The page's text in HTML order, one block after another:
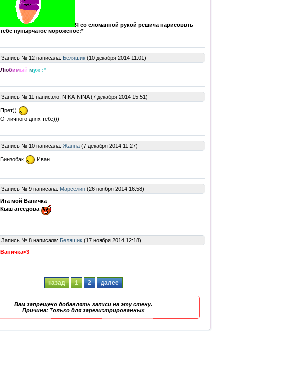
Я со сломанной рукой решила нарисоввть
тебе пупырчатое мороженое:*
Запись № 12 написала: Беляшик (10 декабря 2014 11:01)
Любимый муж :*
Запись № 11 написало: NIKA-NINA (7 декабря 2014 15:51)
Прет))
Отличного днях тебе)))
Запись № 10 написала: Жанна (7 декабря 2014 11:27)
Бинзобак Иван
Запись № 9 написала: Марселин (26 ноября 2014 16:58)
Ита мой Ваничка
Кыш атседова
Запись № 8 написала: Беляшик (17 ноября 2014 12:18)
Ваничка<3
назад 1 2 далее
Вам запрещено добавлять записи на эту стену.
Причина: Только для зарегистрированных